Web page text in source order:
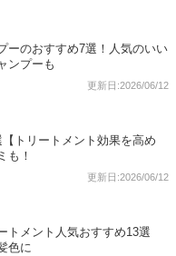
ーのおすすめ7選！人気のいい
ンプーも
更新日:2026/06/12
トリートメント効果を高め
も！
更新日:2026/06/12
トメント人気おすすめ13選
色に